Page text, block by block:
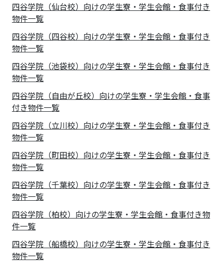
四谷学院（仙台校）向けの学生寮・学生会館・食事付き
物件一覧
四谷学院（四谷校）向けの学生寮・学生会館・食事付き
物件一覧
四谷学院（池袋校）向けの学生寮・学生会館・食事付き
物件一覧
四谷学院（自由が丘校）向けの学生寮・学生会館・食事
付き物件一覧
四谷学院（立川校）向けの学生寮・学生会館・食事付き
物件一覧
四谷学院（町田校）向けの学生寮・学生会館・食事付き
物件一覧
四谷学院（千葉校）向けの学生寮・学生会館・食事付き
物件一覧
四谷学院（柏校）向けの学生寮・学生会館・食事付き物
件一覧
四谷学院（船橋校）向けの学生寮・学生会館・食事付き
物件一覧